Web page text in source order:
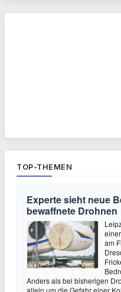
TOP-THEMEN
Experte sieht neue
bewaffnete Drohnen
am
Anders als bei bisherigen
allein um die Gefahr einer